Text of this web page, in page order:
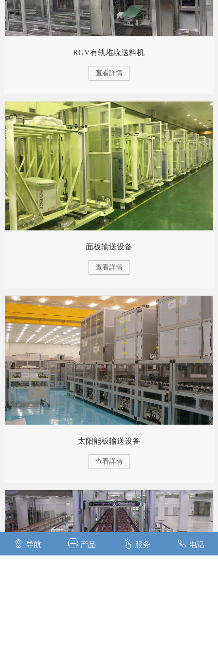
RGV有轨堆垛送料机
查看詳情
面板输送设备
查看詳情
太阳能板输送设备
查看詳情
导航 产品 服务 电话